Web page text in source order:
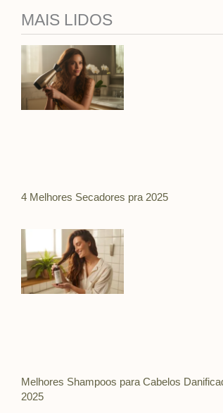
MAIS LIDOS
4 Melhores Secadores pra 2025
Melhores Shampoos para Cabelos
2025